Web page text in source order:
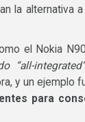
la alternativa
el Nokia
“all-
y un ejemplo
para